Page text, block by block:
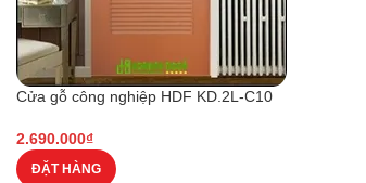
Cửa gỗ công nghiệp HDF KD.2L-C10
2.690.000₫
ĐẶT HÀNG